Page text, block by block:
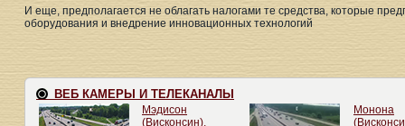
И еще, предполагается не облагать налогами те средства, которые
оборудования и внедрение инновационных технологий